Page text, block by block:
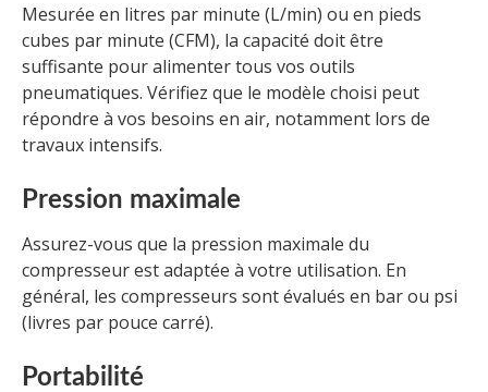
Mesurée en litres par minute (L/min) ou en pieds
cubes par minute (CFM), la capacité doit être
suffisante pour alimenter tous vos outils
pneumatiques. Vérifiez que le modèle choisi peut
répondre à vos besoins en air, notamment lors de
travaux intensifs.
Pression maximale
Assurez-vous que la pression maximale du
compresseur est adaptée à votre utilisation. En
général, les compresseurs sont évalués en bar ou psi
(livres par pouce carré).
Portabilité